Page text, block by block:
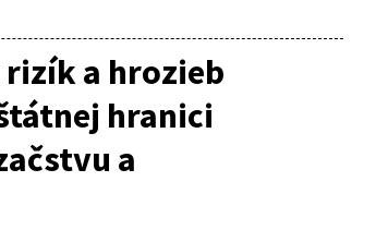
a hrozieb
hranici
a